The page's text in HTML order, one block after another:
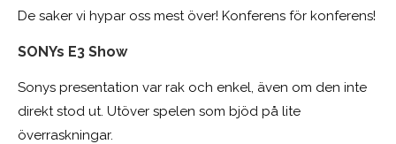
De saker vi hypar oss mest över! Konferens för konferens!
SONYs E3 Show
Sonys presentation var rak och enkel, även om den inte
direkt stod ut. Utöver spelen som bjöd på lite
överraskningar.